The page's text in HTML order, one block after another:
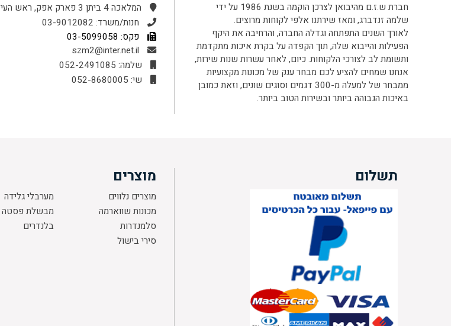
חברת ש.ז.ם מהיבואן לצרכן הוקמה בשנת 1986 על ידי
שלמה זנדברג, ומאז שירתנו אלפי לקוחות מרוצים.
לאורך השנים התפתחה וגדלה החברה, והרחיבה את היקף
הפעילות והייבוא שלה, תוך הקפדה על בקרת איכות מתקדמת
ותשומת לב לצורכי הלקוחות. כיום, לאחר עשרות שנות שירות,
אנחנו שמחים להציע לכם מבחר ענק של מכונות מקצועיות
ממבחר של למעלה מ-300 דגמים וסוגים שונים, וזאת כמובן
באיכות הגבוהה ביותר ובשירות הטוב ביותר.
המלאכה 4 ביתן 3 פארק אפק, ראש העין
חנות/משרד: 03-9012082
פקס: 03-5099058
szm2@inter.net.il
שלמה: 052-2491085
שי: 052-8680005
תשלום מוצרים
מוצרים נלווים
מערבלי גלידה
מכונות שווארמה
מבשלת פסטה
סלמנדרות
בלנדרים
סירי בישול